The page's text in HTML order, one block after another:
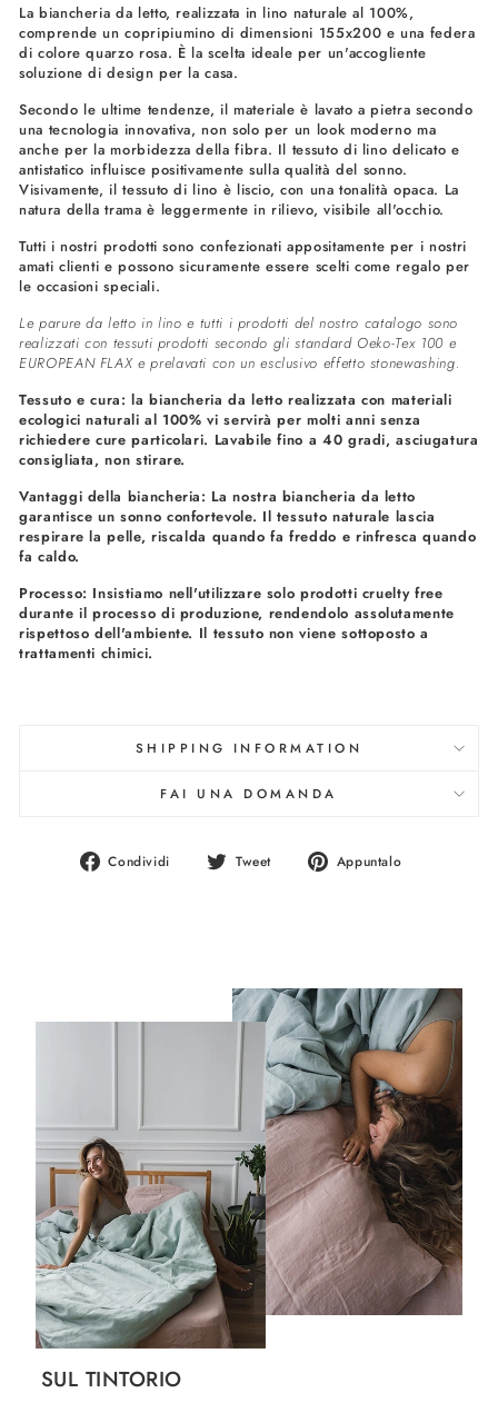
La biancheria da letto, realizzata in lino naturale al 100%,
comprende un copripiumino di dimensioni 155x200 e una federa
di colore quarzo rosa. È la scelta ideale per un'accogliente
soluzione di design per la casa.
Secondo le ultime tendenze, il materiale è lavato a pietra secondo
una tecnologia innovativa, non solo per un look moderno ma
anche per la morbidezza della fibra. Il tessuto di lino delicato e
antistatico influisce positivamente sulla qualità del sonno.
Visivamente, il tessuto di lino è liscio, con una tonalità opaca. La
natura della trama è leggermente in rilievo, visibile all'occhio.
Tutti i nostri prodotti sono confezionati appositamente per i nostri
amati clienti e possono sicuramente essere scelti come regalo per
le occasioni speciali.
Le parure da letto in lino e tutti i prodotti del nostro catalogo sono
realizzati con tessuti prodotti secondo gli standard Oeko-Tex 100 e
EUROPEAN FLAX e prelavati con un esclusivo effetto stonewashing.
Tessuto e cura: la biancheria da letto realizzata con materiali
ecologici naturali al 100% vi servirà per molti anni senza
richiedere cure particolari. Lavabile fino a 40 gradi, asciugatura
consigliata, non stirare.
Vantaggi della biancheria: La nostra biancheria da letto
garantisce un sonno confortevole. Il tessuto naturale lascia
respirare la pelle, riscalda quando fa freddo e rinfresca quando
fa caldo.
Processo: Insistiamo nell'utilizzare solo prodotti cruelty free
durante il processo di produzione, rendendolo assolutamente
rispettoso dell'ambiente. Il tessuto non viene sottoposto a
trattamenti chimici.
SHIPPING INFORMATION
FAI UNA DOMANDA
Condividi
CondividiTweet
Twitta Appuntalo
SUL TINTORIO